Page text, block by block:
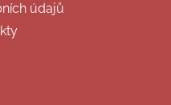
údajů